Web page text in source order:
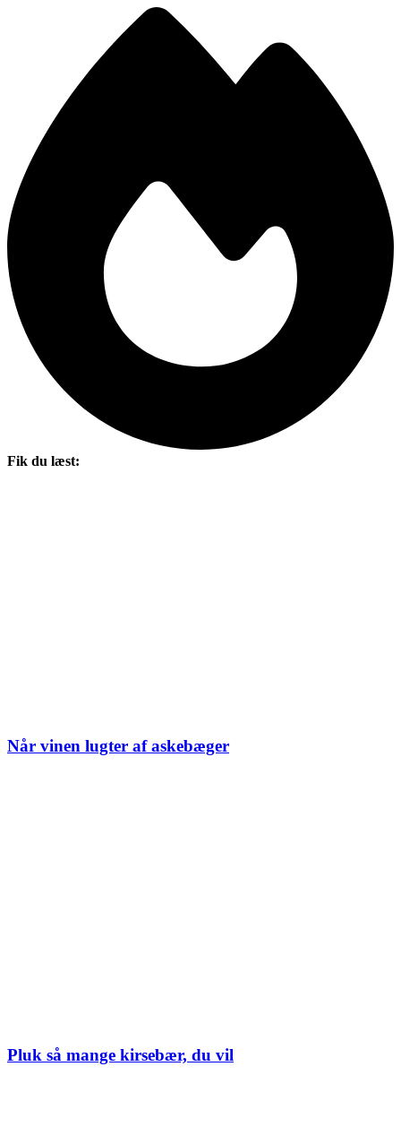
Fik du læst:
Når vinen lugter af askebæger
Pluk så mange kirsebær, du vil